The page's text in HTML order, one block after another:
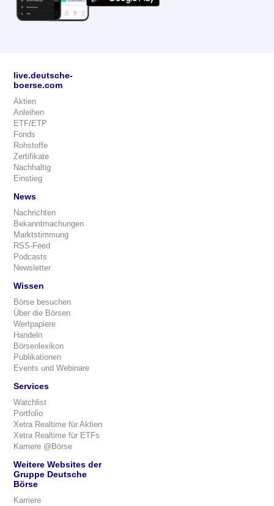
live.deutsche-
boerse.com
Aktien
Anleihen
ETF/ETP
Fonds
Rohstoffe
Zertifikate
Nachhaltig
Einstieg
News
Nachrichten
Bekanntmachungen
Marktstimmung
RSS-Feed
Podcasts
Newsletter
Wissen
Börse besuchen
Über die Börsen
Wertpapiere
Handeln
Börsenlexikon
Publikationen
Events und Webinare
Services
Watchlist
Portfolio
Xetra Realtime für Aktien
Xetra Realtime für ETFs
Karriere @Börse
Weitere Websites der
Gruppe Deutsche
Börse
Karriere